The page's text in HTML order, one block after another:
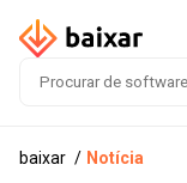
baixar Notícia